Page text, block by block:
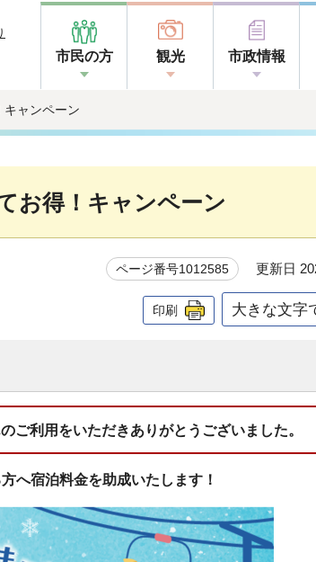
市民の方 観光 市政情報
ャンペーン
お得！キャンペーン
ページ番号1012585 更新日
印刷 大きな文字
ご利用をいただきありがとうございました。
へ宿泊料金を助成いたします！